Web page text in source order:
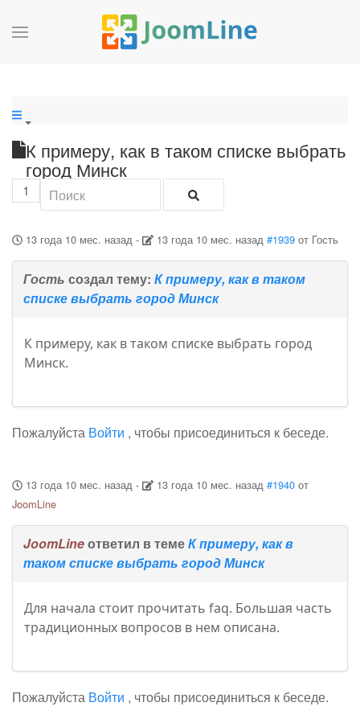
К примеру, как в таком списке выбрать
город Минск
1
13 года 10 мес. назад- 13 года 10 мес. назад #1939 от Гость
Гость создал тему: К примеру, как в таком
списке выбрать город Минск
К примеру, как в таком списке выбрать город
Минск.
Пожалуйста Войти , чтобы присоединиться к беседе.
13 года 10 мес. назад- 13 года 10 мес. назад #1940 от
JoomLine
JoomLineответил в темеК примеру, как в
таком списке выбрать город Минск
Для начала стоит прочитать faq. Большая часть
традиционных вопросов в нем описана.
Пожалуйста Войти , чтобы присоединиться к беседе.